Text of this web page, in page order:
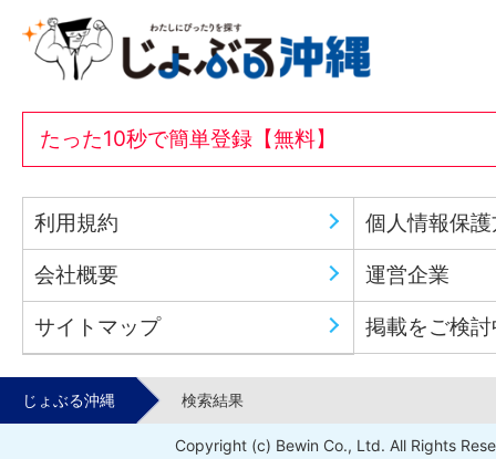
たった10秒で簡単登録【無料】
利用規約 個人情報保
会社概要 運営企業
サイトマップ 掲載をご検
じょぶる沖縄 検索結果
Copyright (c) Bewin Co., Ltd. All Rights